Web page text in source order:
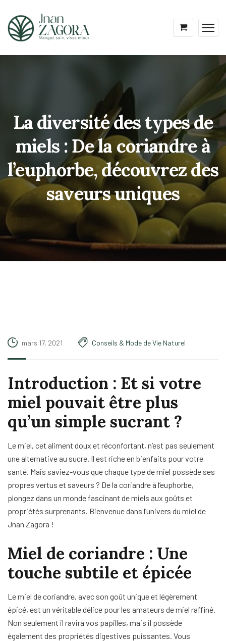
La diversité des types de
miels : De la coriandre à
l’euphorbe, découvrez des
saveurs uniques
mars 17, 2021 Conseils & Mode de Vie Naturel
Introduction : Et si votre
miel pouvait être plus
qu’un simple sucrant ?
Le miel, cet aliment doux et réconfortant, n’est pas seulement
une alternative au sucre. Il est riche en bienfaits pour votre
santé. Mais saviez-vous que chaque type de miel possède ses
propres vertus et saveurs ? De la coriandre à l’euphorbe,
plongez dans un monde fascinant de miels aux goûts et
propriétés surprenants. Bienvenue dans l’univers du miel de
Jnan Zagora !
Miel de coriandre : Une
touche subtile et épicée
Le miel de coriandre, avec son goût unique et légèrement
épicé, est un véritable délice pour les amateurs de miel raffiné.
Non seulement il ravira vos papilles, mais il possède
également des propriétés digestives puissantes. Vous